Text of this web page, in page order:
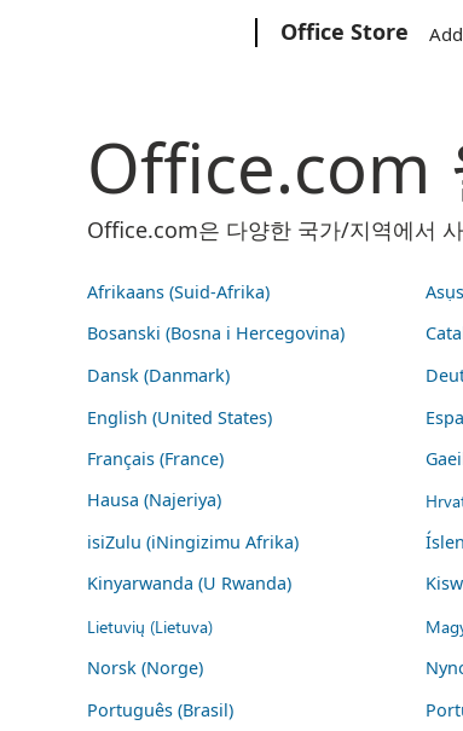
Office Store
Office.com
Office.com은 다양한 국가/지역에서
Afrikaans (Suid-Afrika)
Bosanski (Bosna i Hercegovina)
Dansk (Danmark)
English (United States)
Français (France)
Hausa (Najeriya)
isiZulu (iNingizimu Afrika)
Kinyarwanda (U Rwanda)
Lietuvių (Lietuva)
Norsk (Norge)
Português (Brasil)